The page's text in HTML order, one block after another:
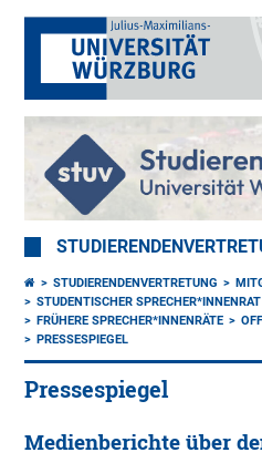
STUDIERENDENVERTRETUNG
STUDENTISCHER SPRECHER*INNENRAT
FRÜHERE SPRECHER*INNENRÄTE
PRESSESPIEGEL
Pressespiegel
Medienberichte über